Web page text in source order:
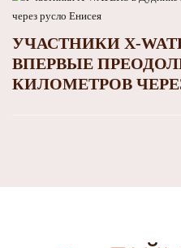
УЧАСТНИКИ X-
ВПЕРВЫЕ
КИЛОМЕТРОВ